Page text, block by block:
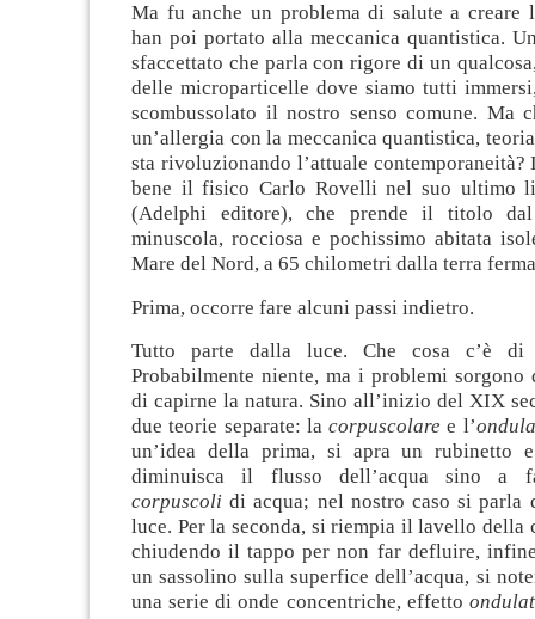
Ma fu anche un problema di salute a creare
han poi portato alla meccanica quantistica.
sfaccettato che parla con rigore di un
delle microparticelle dove siamo tutti
scombussolato il nostro senso comune. Ma
un’allergia con la meccanica quantistica,
sta rivoluzionando l’attuale contemporaneità?
bene il fisico Carlo Rovelli nel suo ultimo
(Adelphi editore), che prende il titolo
minuscola, rocciosa e pochissimo abitata
Mare del Nord, a 65 chilometri dalla terra
Prima, occorre fare alcuni passi indietro.
Tutto parte dalla luce. Che cosa c’è di
Probabilmente niente, ma i problemi sorgono
di capirne la natura. Sino all’inizio del XIX
due teorie separate: la corpuscolare e l’
un’idea della prima, si apra un rubinetto
diminuisca il flusso dell’acqua sino a
corpuscoli di acqua; nel nostro caso si
luce. Per la seconda, si riempia il lavello della
chiudendo il tappo per non far defluire,
un sassolino sulla superfice dell’acqua, si
una serie di onde concentriche, effetto